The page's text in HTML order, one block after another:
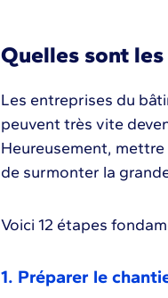
Quelles sont
Les entreprises du
peuvent très vite
Heureusement,
de surmonter la
Voici 12 étapes
1. Préparer le